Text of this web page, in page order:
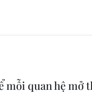
mỗi quan hệ mở